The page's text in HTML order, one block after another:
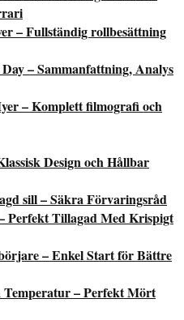
– Fullständig rollbesättning
– Sammanfattning, Analys
– Komplett filmografi och
Design och Hållbar
sill – Säkra Förvaringsråd
Perfekt Tillagad Med Krispigt
– Enkel Start för Bättre
– Perfekt Mört